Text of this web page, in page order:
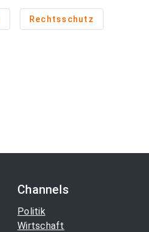
Rechtsschutz
Channels
Politik
Wirtschaft